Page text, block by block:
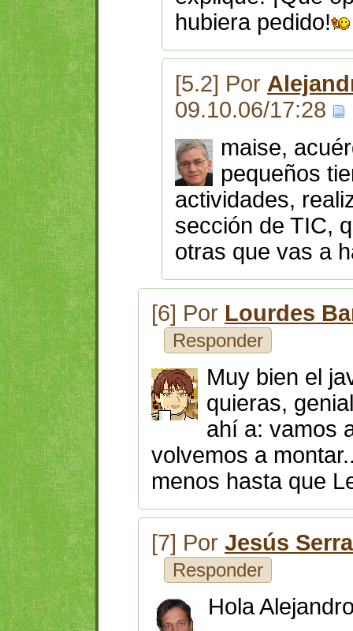
hubiera pedido!
[5.2] Por
09.10.06/17:28
maise,
pequeños
actividades,
sección de TIC,
otras que vas a
[6] Por Lourdes
Responder
Muy bien el
quieras,
ahí a: vamos
volvemos a
menos hasta que
[7] Por Jesús
Responder
Hola